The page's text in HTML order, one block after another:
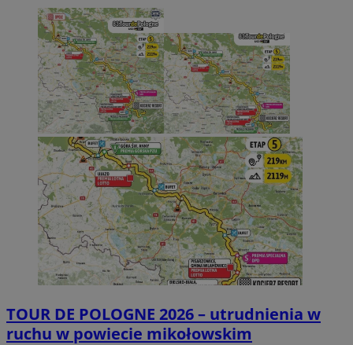
TOUR DE POLOGNE 2026 – utrudnienia w
ruchu w powiecie mikołowskim